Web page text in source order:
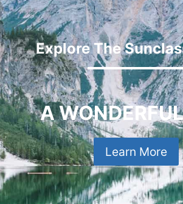
Explore The
A
Learn More